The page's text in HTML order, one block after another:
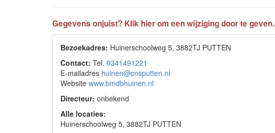
Gegevens onjuist? Klik hier om een wijziging door te geven.
Bezoekadres: Huinerschoolweg 5, 3882TJ PUTTEN
Contact: Tel. 0341491221
E-mailadres huinen@cnsputten.nl
Website www.bmdbhuinen.nl
Directeur: onbekend
Alle locaties:
Huinerschoolweg 5, 3882TJ PUTTEN